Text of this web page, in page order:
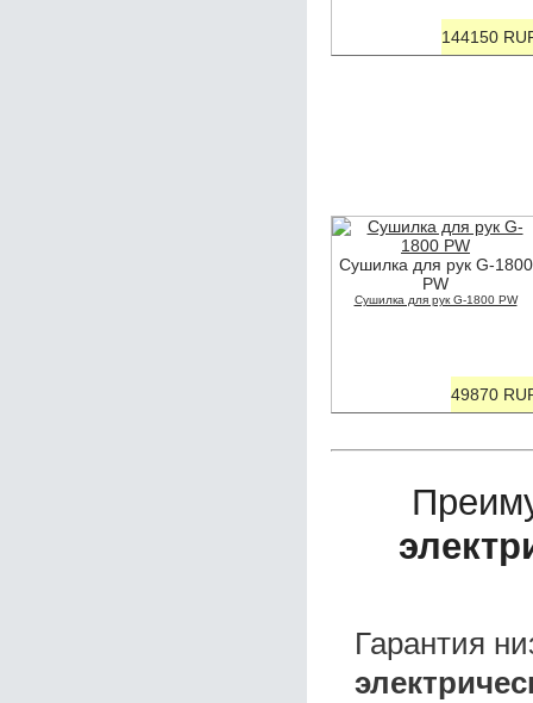
144150
Сушилка для рук G-1800
PW
Сушилка для рук G-1800 PW
49870
Гарантия